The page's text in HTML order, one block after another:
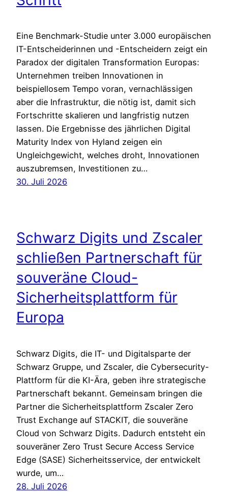
Eine Benchmark-Studie unter 3.000 europäischen
IT-Entscheiderinnen und -Entscheidern zeigt ein
Paradox der digitalen Transformation Europas:
Unternehmen treiben Innovationen in
beispiellosem Tempo voran, vernachlässigen
aber die Infrastruktur, die nötig ist, damit sich
Fortschritte skalieren und langfristig nutzen
lassen. Die Ergebnisse des jährlichen Digital
Maturity Index von Hyland zeigen ein
Ungleichgewicht, welches droht, Innovationen
auszubremsen, Investitionen zu…
30. Juli 2026
Schwarz Digits und Zscaler
schließen Partnerschaft für
souveräne Cloud-
Sicherheitsplattform für
Europa
Schwarz Digits, die IT- und Digitalsparte der
Schwarz Gruppe, und Zscaler, die Cybersecurity-
Plattform für die KI-Ära, geben ihre strategische
Partnerschaft bekannt. Gemeinsam bringen die
Partner die Sicherheitsplattform Zscaler Zero
Trust Exchange auf STACKIT, die souveräne
Cloud von Schwarz Digits. Dadurch entsteht ein
souveräner Zero Trust Secure Access Service
Edge (SASE) Sicherheitsservice, der entwickelt
wurde, um…
28. Juli 2026